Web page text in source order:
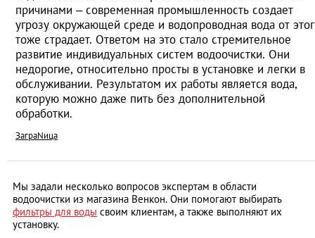
причинами – современная промышленность создает
угрозу окружающей среде и водопроводная вода от
тоже страдает. Ответом на это стало стремительное
развитие индивидуальных систем водоочистки. Они
недорогие, относительно просты в установке и легки в
обслуживании. Результатом их работы является вода,
которую можно даже пить без дополнительной
обработки.
ЗаграNица
Мы задали несколько вопросов экспертам в области
водоочистки из магазина Венкон. Они помогают выбирать
фильтры для воды своим клиентам, а также выполняют их
установку.